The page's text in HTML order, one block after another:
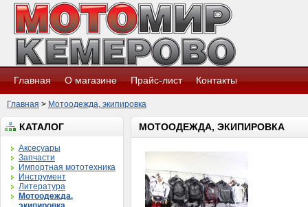
Главная О магазине Прайс-лист Контакты
Главная > Мотоодежда, экипировка
КАТАЛОГ
Аксесуары
Запчасти
Импортная мототехника
Инструмент
Литература
Мотоодежда,
МОТООДЕЖДА, ЭКИПИРОВКА